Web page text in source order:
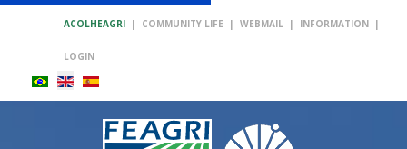
ACOLHEAGRI | COMMUNITY LIFE | WEBMAIL | INFORMATION |
LOGIN